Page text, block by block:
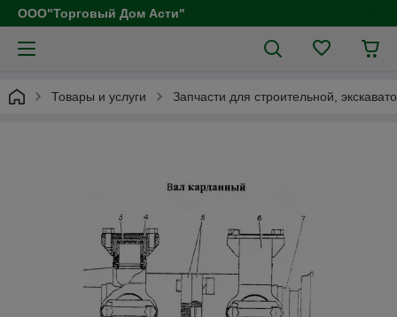
ООО"Торговый Дом Асти"
Товары и услуги Запчасти для строительной,